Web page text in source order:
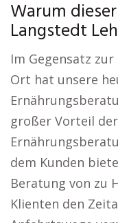
Warum
Langstedt
Im Gegensatz
Ort hat unsere
großer Vorteil
dem Kunden
Beratung von zu
Klienten den